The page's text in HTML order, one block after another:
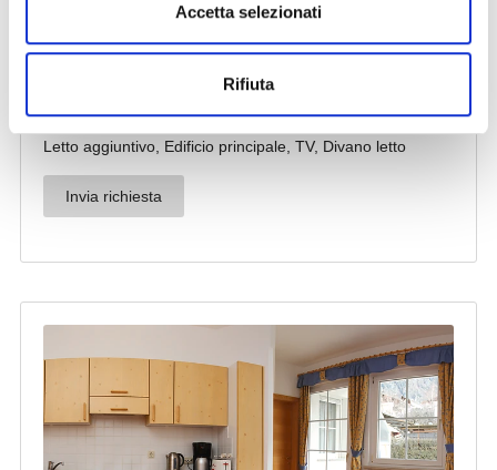
Accetta selezionati
Rifiuta